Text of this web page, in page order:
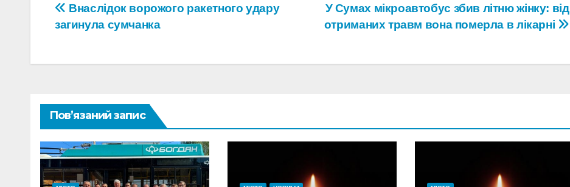
Навігація
записів
У Сумах мікроавтобус збив літню жінку: від
отриманих травм вона померла в лікарні
Внаслідок ворожого ракетного удару
загинула сумчанка
Пов’язаний запис